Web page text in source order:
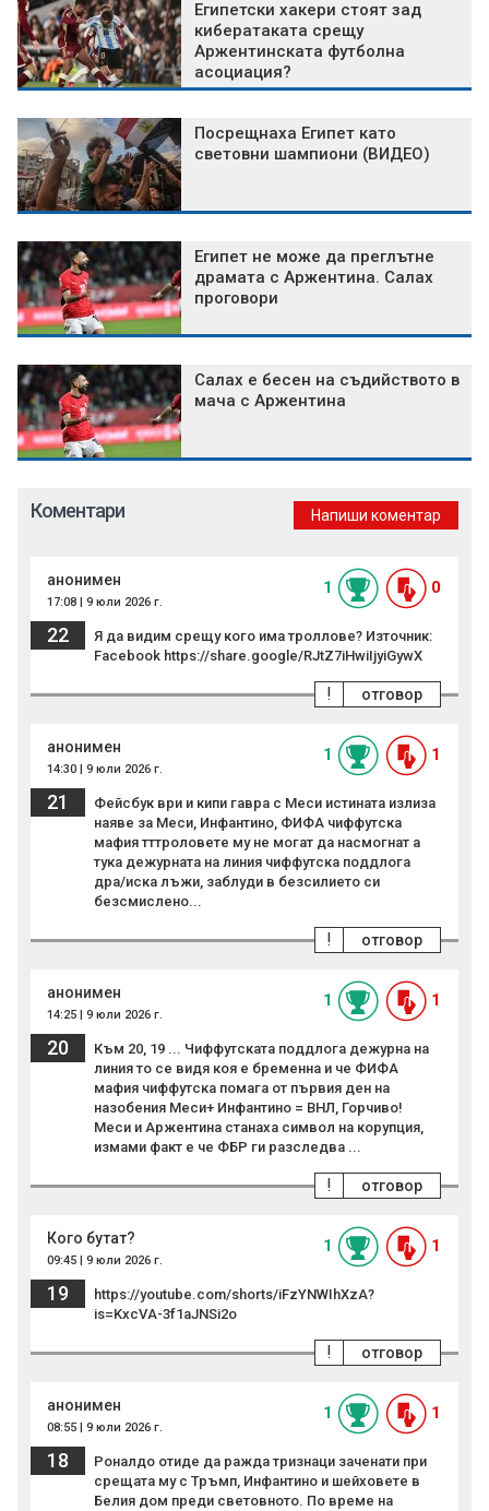
Египетски хакери стоят зад
кибератаката срещу
Аржентинската футболна
асоциация?
Посрещнаха Египет като
световни шампиони (ВИДЕО)
Египет не може да преглътне
драмата с Аржентина. Салах
проговори
Салах е бесен на съдийството в
мача с Аржентина
Коментари Напиши коментар
анонимен
17:08 | 9 юли 2026 г.
1 0
22
Я да видим срещу кого има троллове? Източник:
Facebook https://share.google/RJtZ7iHwiIjyiGywX
отговор
!
анонимен
14:30 | 9 юли 2026 г.
1 1
21
Фейсбук ври и кипи гавра с Меси истината излиза
наяве за Меси, Инфантинo, ФИФА чиффутска
мафия тттроловете му не могат да насмогнат а
тука дежурната на линия чиффутска поддлога
дра/иска лъжи, заблуди в безсилието си
безсмислено...
отговор
!
анонимен
14:25 | 9 юли 2026 г.
1 1
20
Към 20, 19 ... Чиффутската поддлога дежурна на
линия то се видя коя е бременна и че ФИФА
мафия чиффутска помага от първия ден на
назобения Меси+ Инфантино = ВНЛ, Горчиво!
Меси и Аржентина станаха символ на корупция,
измами факт е че ФБР ги разследва ...
отговор
!
Кого бутат?
09:45 | 9 юли 2026 г.
1 1
19
https://youtube.com/shorts/iFzYNWIhXzA?
is=KxcVA-3f1aJNSi2o
отговор
!
анонимен
08:55 | 9 юли 2026 г.
1 1
18
Роналдо отиде да ражда тризнаци заченати при
срещата му с Тръмп, Инфантино и шейховете в
Белия дом преди световното. По време на